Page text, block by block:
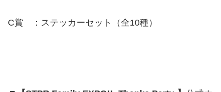
C賞 ：ステッカーセット（全10種）